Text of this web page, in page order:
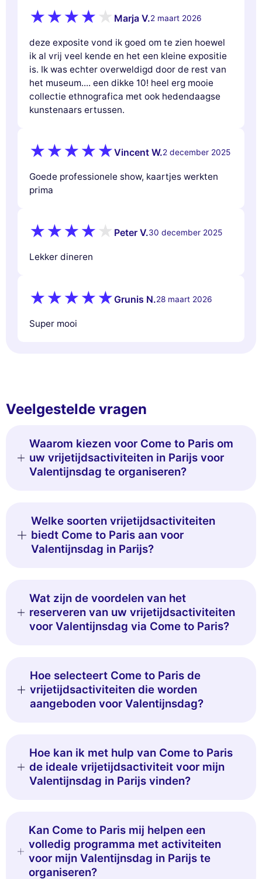
Marja V.2 maart 2026
deze exposite vond ik goed om te zien hoewel
ik al vrij veel kende en het een kleine expositie
is. Ik was echter overweldigd door de rest van
het museum.... een dikke 10! heel erg mooie
collectie ethnografica met ook hedendaagse
kunstenaars ertussen.
Vincent W.2 december 2025
Goede professionele show, kaartjes werkten
prima
Peter V.30 december 2025
Lekker dineren
Grunis N.28 maart 2026
Super mooi
Veelgestelde vragen
Waarom kiezen voor Come to Paris om
uw vrijetijdsactiviteiten in Parijs voor
Valentijnsdag te organiseren?
Welke soorten vrijetijdsactiviteiten
biedt Come to Paris aan voor
Valentijnsdag in Parijs?
Wat zijn de voordelen van het
reserveren van uw vrijetijdsactiviteiten
voor Valentijnsdag via Come to Paris?
Hoe selecteert Come to Paris de
vrijetijdsactiviteiten die worden
aangeboden voor Valentijnsdag?
Hoe kan ik met hulp van Come to Paris
de ideale vrijetijdsactiviteit voor mijn
Valentijnsdag in Parijs vinden?
Kan Come to Paris mij helpen een
volledig programma met activiteiten
voor mijn Valentijnsdag in Parijs te
organiseren?